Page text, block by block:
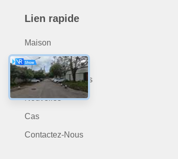
Lien rapide
Maison
Produits
À Propos De Nous
Nouvelles
Cas
Contactez-Nous